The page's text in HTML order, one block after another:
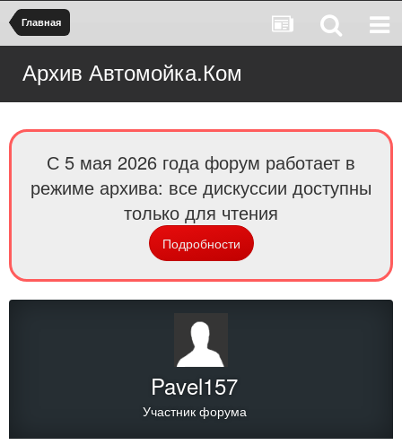
Главная
Архив Автомойка.Ком
С 5 мая 2026 года форум работает в
режиме архива: все дискуссии доступны
только для чтения
Подробности
Pavel157
Участник форума